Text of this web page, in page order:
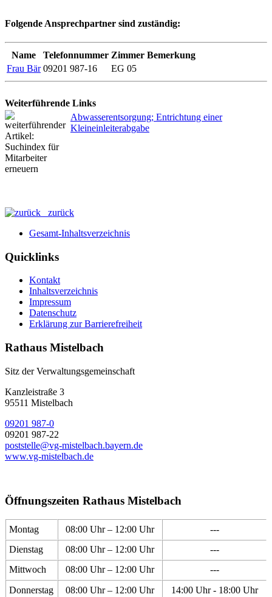
Folgende Ansprechpartner sind zuständig:
Name Telefonnummer Zimmer Bemerkung
Frau Bär 09201 987-16 EG 05
Weiterführende Links
Abwasserentsorgung; Entrichtung einer
Kleineinleiterabgabe
zurück
Gesamt-Inhaltsverzeichnis
Quicklinks
Kontakt
Inhaltsverzeichnis
Impressum
Datenschutz
Erklärung zur Barrierefreiheit
Rathaus Mistelbach
Sitz der Verwaltungsgemeinschaft
Kanzleistraße 3
95511 Mistelbach
09201 987-0
09201 987-22
poststelle@vg-mistelbach.bayern.de
www.vg-mistelbach.de
Öffnungszeiten Rathaus Mistelbach
Montag 08:00 Uhr – 12:00 Uhr
---
Dienstag
08:00 Uhr – 12:00 Uhr
---
Mittwoch
08:00 Uhr – 12:00 Uhr
---
Donnerstag
08:00 Uhr – 12:00 Uhr 14:00 Uhr - 18:00 Uhr